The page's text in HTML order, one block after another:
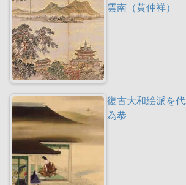
雲南（黄仲祥）
復古大和絵派を
為恭